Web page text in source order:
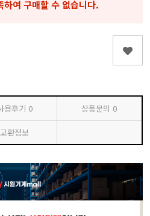
하여 구매할 수 없습니다.
용후기 0 상품문의 0
교환정보